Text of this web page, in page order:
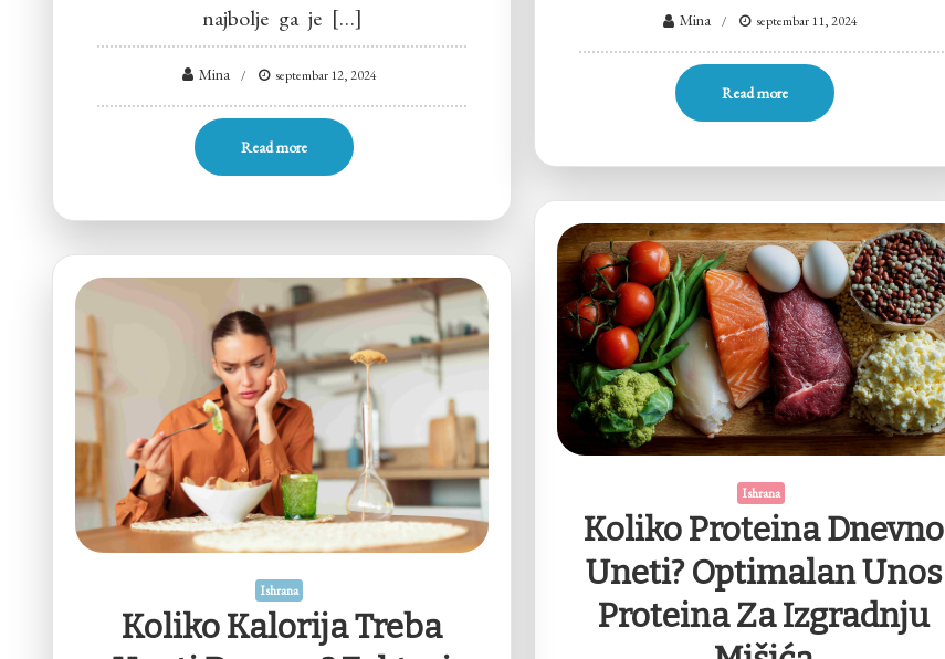
najbolje ga je […]
Mina septembar 12, 2024
Read more
Mina septembar 11, 2024
Read more
Ishrana
Koliko Proteina Dnevno
Uneti? Optimalan Unos
Proteina Za Izgradnju
Ishrana
Koliko Kalorija Treba